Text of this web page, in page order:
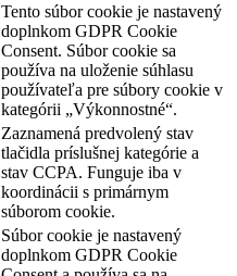
Tento súbor cookie je nastavený
doplnkom GDPR Cookie
Consent. Súbor cookie sa
používa na uloženie súhlasu
používateľa pre súbory cookie v
kategórii „Výkonnostné“.
Zaznamená predvolený stav
tlačidla príslušnej kategórie a
stav CCPA. Funguje iba v
koordinácii s primárnym
súborom cookie.
Súbor cookie je nastavený
doplnkom GDPR Cookie